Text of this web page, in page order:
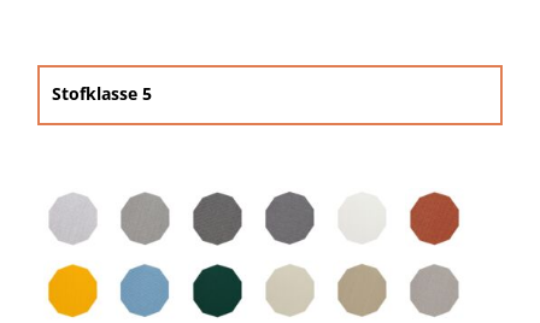
Glatz stofstalen collectie Sampleboeken
Onze merken
Stofklasse 5